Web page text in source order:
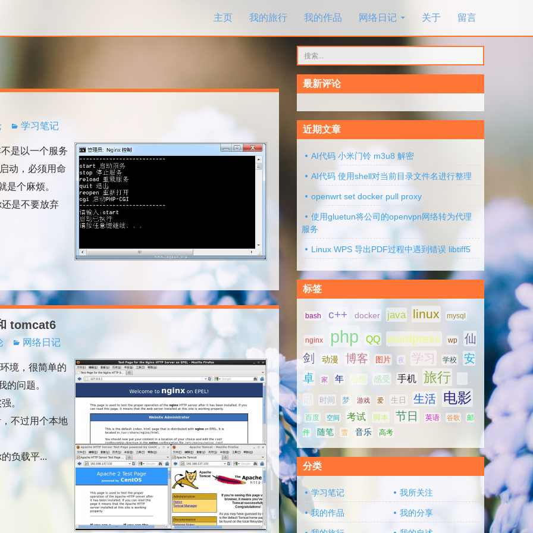
主页
我的旅行 我的作品 网络日记 关于 留言
学习笔记
是以一个服务
动，必须用命
是个麻烦。
是不要放弃
tomcat6
网络日记
境，很简单的
的问题。
。
不过用个本地
负载平...
索：
最新评论
近期文章
AI代码 小米门铃 m3u8 解密
AI代码 使用shell对当前目录文件名进行整理
openwrt set docker pull proxy
使用gluetun将公司的openvpn网络转为代理
服务
Linux WPS 导出PDF过程中遇到错误 libtiff5
标签
bash c++ docker java linux mysql
nginx php QQ wordpress wp
仙
剑
动漫 博客 图片 夜 学习 学校
安
卓
家 年 心情 感受 手机 旅行
时间 梦 游戏 爱 生日 生活 电影
百度 空间 考试 脚本 节日 英语 谷歌 邮
件 随笔 雪 音乐 高考
分类
学习笔记 我所关注
我的作品 我的分享